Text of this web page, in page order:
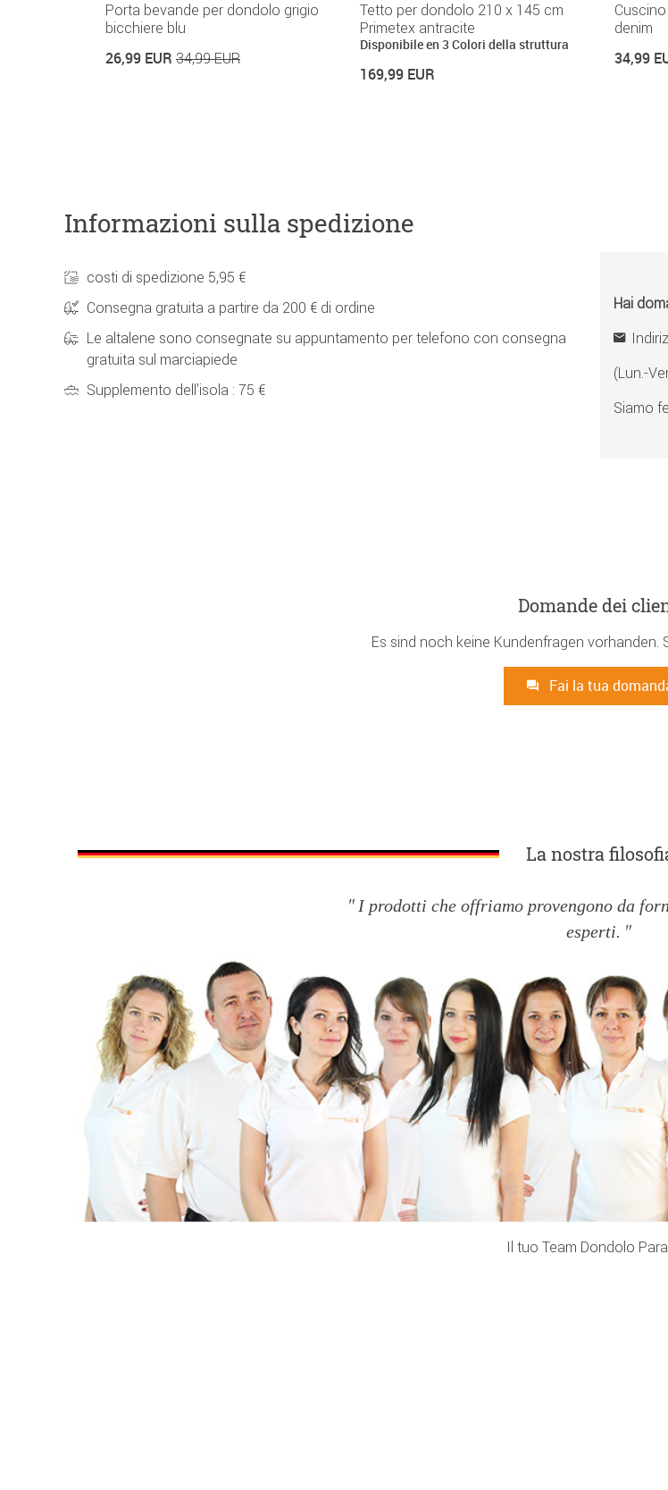
Porta bevande per dondolo grigio
bicchiere blu
26,99 EUR 34,99 EUR
Tetto per dondolo 210 x 145 cm
Primetex antracite
Disponibile en 3 Colori della struttura
169,99 EUR
denim
34,99
Informazioni sulla spedizione
costi di spedizione 5,95 €
Consegna gratuita a partire da 200 € di ordine
Le altalene sono consegnate su appuntamento per telefono con consegna
gratuita sul marciapiede
Supplemento dell'isola : 75 €
Hai
(Lun.-
Siamo
Domande dei
Es sind noch keine Kundenfragen vorhanden.
Fai la tua
La nostra
I prodotti che offriamo provengono da
esperti.
Il tuo Team Dondolo